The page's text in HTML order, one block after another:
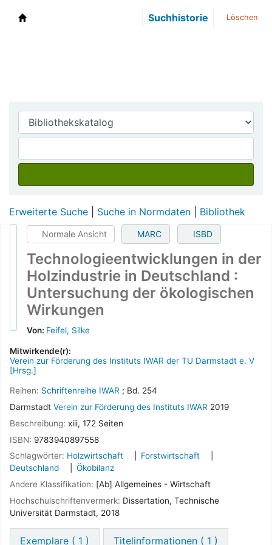
Suchhistorie Löschen
Erweiterte Suche Suche in Normdaten Bibliothek
Normale Ansicht MARC ISBD
Technologieentwicklungen in der
Holzindustrie in Deutschland :
Untersuchung der ökologischen
Wirkungen
Von: Feifel, Silke
Mitwirkende(r):
Verein zur Förderung des Instituts IWAR der TU Darmstadt e. V
[Hrsg.]
Reihen: Schriftenreihe IWAR ; Bd. 254
Darmstadt Verein zur Förderung des Instituts IWAR 2019
Beschreibung: xiii, 172 Seiten
ISBN: 9783940897558
Schlagwörter: Holzwirtschaft
Forstwirtschaft
Deutschland
Ökobilanz
Andere Klassifikation: [Ab] Allgemeines - Wirtschaft
Hochschulschriftenvermerk: Dissertation, Technische
Universität Darmstadt, 2018
Exemplare ( 1 ) Titelinformationen ( 1 )